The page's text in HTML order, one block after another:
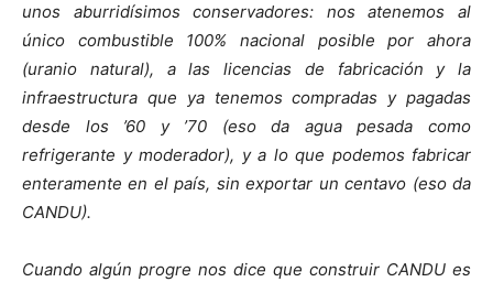
unos aburridísimos conservadores: nos atenemos al
único combustible 100% nacional posible por ahora
(uranio natural), a las licencias de fabricación y la
infraestructura que ya tenemos compradas y pagadas
desde los ’60 y ’70 (eso da agua pesada como
refrigerante y moderador), y a lo que podemos fabricar
enteramente en el país, sin exportar un centavo (eso da
CANDU).
Cuando algún progre nos dice que construir CANDU es